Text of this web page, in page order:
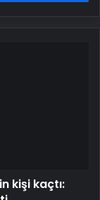
kişi kaçtı: